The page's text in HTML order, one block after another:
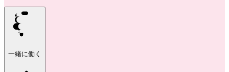
一緒に働く